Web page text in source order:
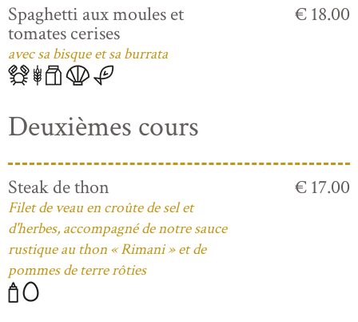
Spaghetti aux moules et
tomates cerises
avec sa bisque et sa burrata
€ 18.00
Deuxièmes cours
Steak de thon
Filet de veau en croûte de sel et
d'herbes, accompagné de notre sauce
rustique au thon « Rimani » et de
pommes de terre rôties
€ 17.00